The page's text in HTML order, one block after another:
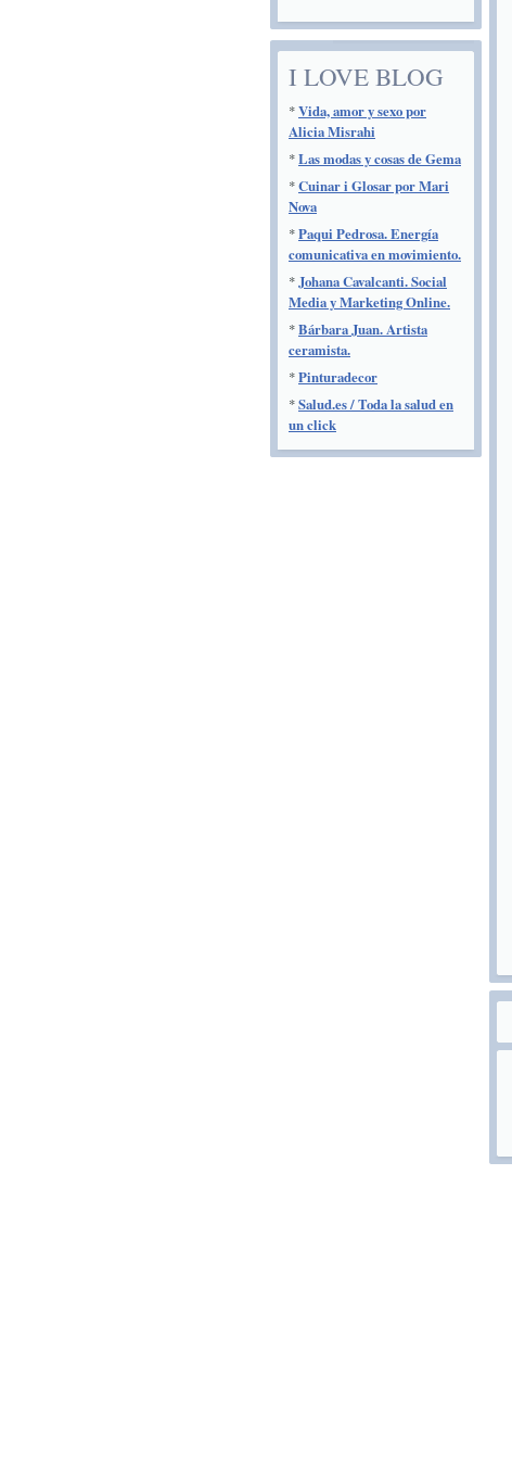
I LOVE BLOG
*Vida, amor y sexo por
Alicia Misrahi
*Las modas y cosas de Gema
*Cuinar i Glosar por Mari
Nova
*Paqui Pedrosa. Energía
comunicativa en movimiento.
*Johana Cavalcanti. Social
Media y Marketing Online.
*Bárbara Juan. Artista
ceramista.
*Pinturadecor
*Salud.es / Toda la salud en
un click